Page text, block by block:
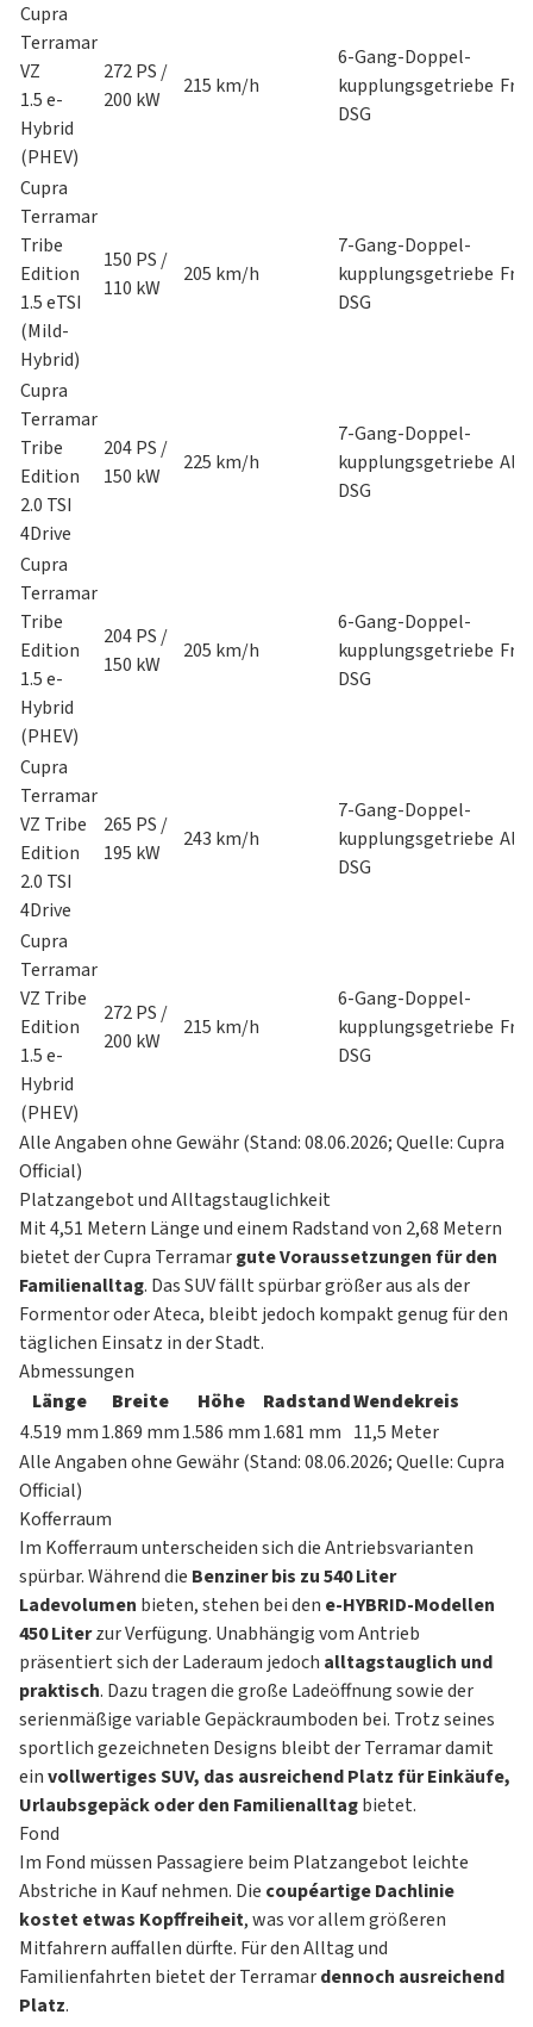
Cupra
Terramar
VZ
1.5 e-
Hybrid
(PHEV)
272 PS /
200 kW
215 km/h
6-Gang-Doppel-
kupplungsgetriebe
DSG
Cupra
Terramar
Tribe
Edition
1.5 eTSI
(Mild-
Hybrid)
150 PS /
110 kW
205 km/h
7-Gang-Doppel-
kupplungsgetriebe
DSG
Cupra
Terramar
Tribe
Edition
2.0 TSI
4Drive
204 PS /
150 kW
225 km/h
7-Gang-Doppel-
kupplungsgetriebe
DSG
Cupra
Terramar
Tribe
Edition
1.5 e-
Hybrid
(PHEV)
204 PS /
150 kW
205 km/h
6-Gang-Doppel-
kupplungsgetriebe
DSG
Cupra
Terramar
VZ Tribe
Edition
2.0 TSI
4Drive
265 PS /
195 kW
243 km/h
7-Gang-Doppel-
kupplungsgetriebe
DSG
Cupra
Terramar
VZ Tribe
Edition
1.5 e-
Hybrid
(PHEV)
272 PS /
200 kW
215 km/h
6-Gang-Doppel-
kupplungsgetriebe
DSG
Alle Angaben ohne Gewähr (Stand: 08.06.2026; Quelle: Cupra
Official)
Platzangebot und Alltagstauglichkeit
Mit 4,51 Metern Länge und einem Radstand von 2,68 Metern
bietet der Cupra Terramargute Voraussetzungen für den
Familienalltag. Das SUV fällt spürbar größer aus als der
FormentoroderAteca, bleibt jedoch kompakt genug für den
täglichen Einsatz in der Stadt.
Abmessungen
Länge
Breite Höhe RadstandWendekreis
4.519 mm1.869 mm1.586 mm1.681 mm 11,5 Meter
Alle Angaben ohne Gewähr (Stand: 08.06.2026; Quelle: Cupra
Official)
Kofferraum
Im Kofferraum unterscheiden sich die Antriebsvarianten
spürbar. Während die Benziner bis zu 540 Liter
Ladevolumen bieten, stehen bei den e-HYBRID-Modellen
450 Literzur Verfügung. Unabhängig vom Antrieb
präsentiert sich der Laderaum jedoch alltagstauglich und
praktisch. Dazu tragen die große Ladeöffnung sowie der
serienmäßige variable Gepäckraumboden bei. Trotz seines
sportlich gezeichneten Designs bleibt der Terramar damit
einvollwertiges SUV, das ausreichend Platz für Einkäufe,
Urlaubsgepäck oder den Familienalltagbietet.
Fond
Im Fond müssen Passagiere beim Platzangebot leichte
Abstriche in Kauf nehmen. Die coupéartige Dachlinie
kostet etwas Kopffreiheit, was vor allem größeren
Mitfahrern auffallen dürfte. Für den Alltag und
Familienfahrten bietet der Terramardennoch ausreichend
Platz.